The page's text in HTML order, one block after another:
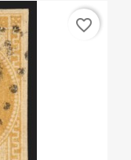
favorite_border